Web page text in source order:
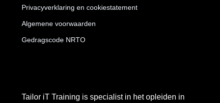
Tailor iT Training is specialist in het opleiden in
Privacyverklaring en cookiestatement
Algemene voorwaarden
Gedragscode NRTO